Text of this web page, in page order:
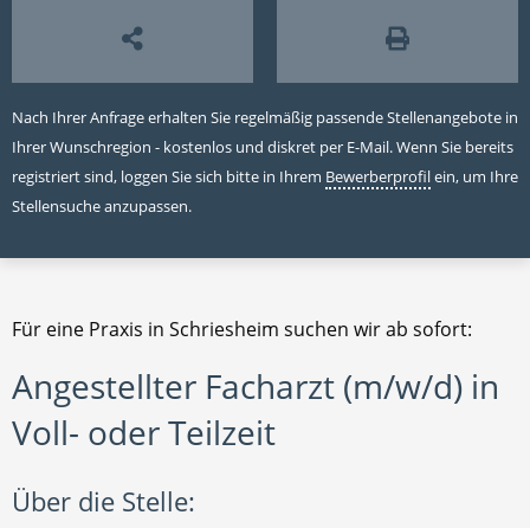
Nach Ihrer Anfrage erhalten Sie regelmäßig passende Stellenangebote in
Ihrer Wunschregion - kostenlos und diskret per E-Mail. Wenn Sie bereits
registriert sind, loggen Sie sich bitte in Ihrem Bewerberprofilein, um Ihre
Stellensuche anzupassen.
Für eine Praxis in Schriesheim suchen wir ab sofort:
Angestellter Facharzt (m/w/d) in
Voll- oder Teilzeit
Über die Stelle: